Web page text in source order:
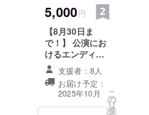
は242㎜
×273m
mとな
りま
す。
真サン
プルと
同サイ
ズ)
5,000円
【8月30日ま
で！】 公演にお
けるエンディン
グ映像のエンド
クレジットにお
名前を記載しま
す！ 企業・店舗
様でロゴ・バ
支援者：8人
お届け予定：
2025年10月
こ
の
リ
タ